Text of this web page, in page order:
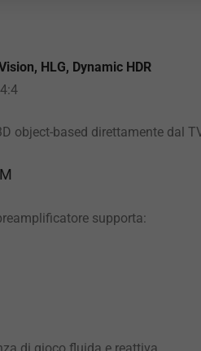
HLG, Dynamic HDR
object-based direttamente dal
supporta: